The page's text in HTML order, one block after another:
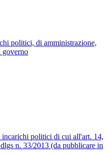
politici, di amministrazione,
governo
politici di cui all'art. 14,
n. 33/2013 (da pubblicare in